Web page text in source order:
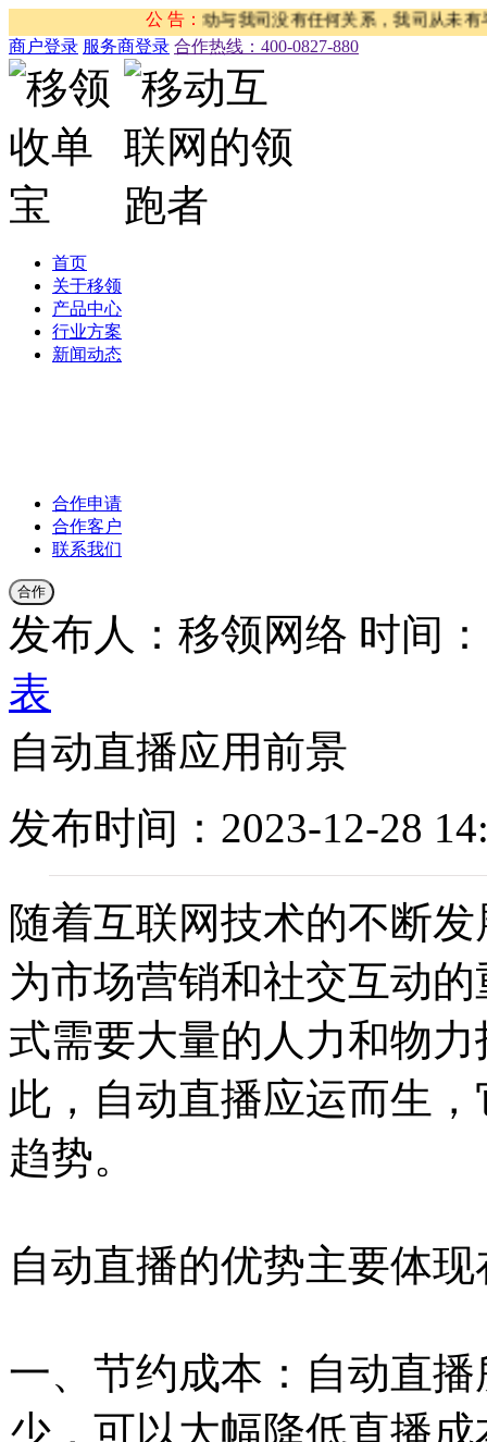
公 告：
东刷单”等活动与我司没有任何关系，我司从未有
商户登录 服务商登录 合作热线：‭400-0827-880
首页
关于移领
产品中心
行业方案
新闻动态
合作申请
合作客户
联系我们
合作
发布人：移领网络 时间
表
自动直播应用前景
发布时间：2023-12-28
随着互联网技术的不断
为市场营销和社交互动
式需要大量的人力和物
此，自动直播应运而生
趋势。
自动直播的优势主要体
一、节约成本：自动直
少，可以大幅降低直播